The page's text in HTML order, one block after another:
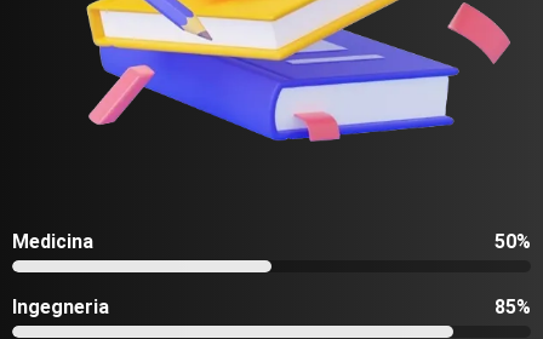
Medicina 50%
Ingegneria 85%